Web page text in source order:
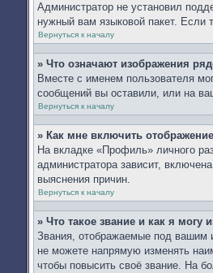
Администратор не установил
нужный вам языковой пакет. Если
Вернуться к началу
» Что означают изображения
Вместе с именем пользователя
сообщений вы оставили, или на
Вернуться к началу
» Как мне включить
На вкладке «Профиль» личного
администратора зависит,
выяснения причин.
Вернуться к началу
» Что такое звание и как я могу
Звания, отображаемые под вашим
не можете напрямую изменять
чтобы повысить своё звание. На